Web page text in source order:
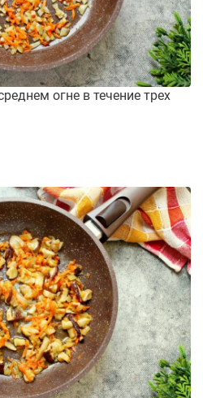
огне в течение трех